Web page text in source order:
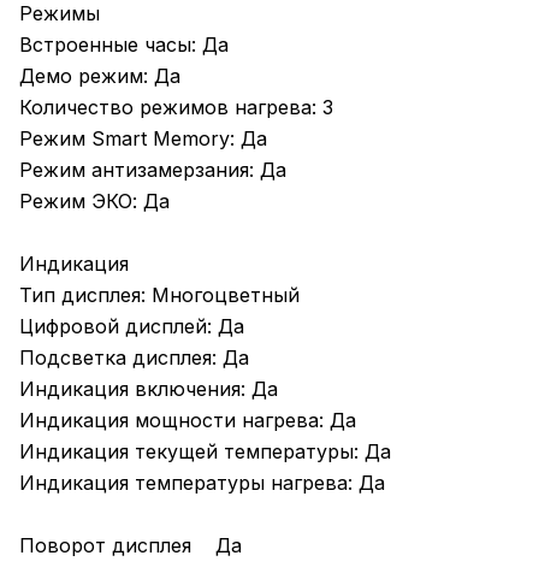
Режимы
Встроенные часы: Да
Демо режим: Да
Количество режимов нагрева: 3
Режим Smart Memory: Да
Режим антизамерзания: Да
Режим ЭКО: Да
Индикация
Тип дисплея: Многоцветный
Цифровой дисплей: Да
Подсветка дисплея: Да
Индикация включения: Да
Индикация мощности нагрева: Да
Индикация текущей температуры: Да
Индикация температуры нагрева: Да
Поворот дисплея Да